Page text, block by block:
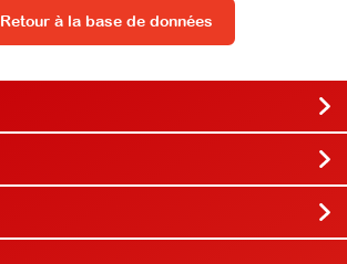
Retour à la base de données